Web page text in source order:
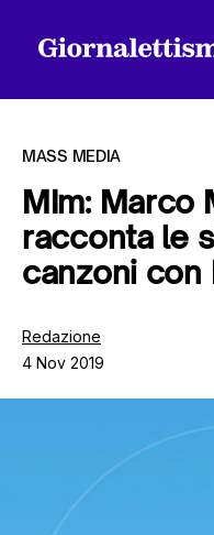
Tutti gli articoli
Chi siamo
MASS MEDIA
MIm: Marco
racconta le
canzoni con
Redazione
4 Nov 2019